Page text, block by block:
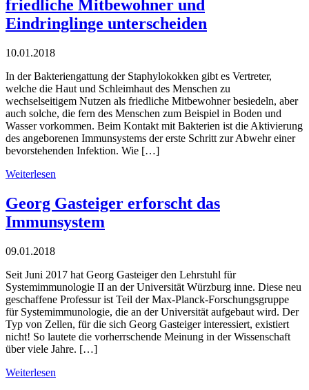
friedliche Mitbewohner und
Eindringlinge unterscheiden
10.01.2018
In der Bakteriengattung der Staphylokokken gibt es Vertreter,
welche die Haut und Schleimhaut des Menschen zu
wechselseitigem Nutzen als friedliche Mitbewohner besiedeln, aber
auch solche, die fern des Menschen zum Beispiel in Boden und
Wasser vorkommen. Beim Kontakt mit Bakterien ist die Aktivierung
des angeborenen Immunsystems der erste Schritt zur Abwehr einer
bevorstehenden Infektion. Wie […]
Weiterlesen
Georg Gasteiger erforscht das
Immunsystem
09.01.2018
Seit Juni 2017 hat Georg Gasteiger den Lehrstuhl für
Systemimmunologie II an der Universität Würzburg inne. Diese neu
geschaffene Professur ist Teil der Max-Planck-Forschungsgruppe
für Systemimmunologie, die an der Universität aufgebaut wird. Der
Typ von Zellen, für die sich Georg Gasteiger interessiert, existiert
nicht! So lautete die vorherrschende Meinung in der Wissenschaft
über viele Jahre. […]
Weiterlesen